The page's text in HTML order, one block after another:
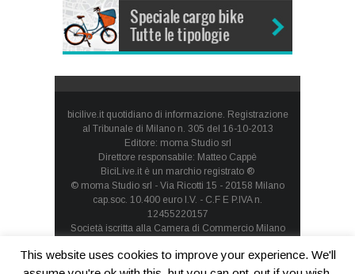
bicilive.it quotidiano di informazione. Registrazione
al Tribunale di Milano n. 305 del 16-10-2013
Editore: moma Studio srl
Direttore responsabile: Matteo Cappè
BiciLive.it è un marchio registrato ®
© moma Studio srl - Via Ricotti 15 - 20158 Milano
cap.soc. 10.400 euro I.V. - C.F E P.IVA n.
12455220157
Società iscritta alla Camera di Commercio Milano
socio unico
Privacy Policy-Cookie Policy
This website uses cookies to improve your experience. We'll